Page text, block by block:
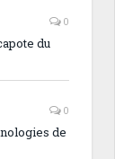
0
du
0
de